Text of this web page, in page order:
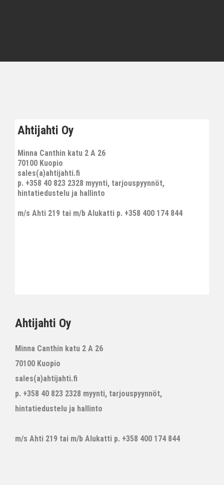
Ahtijahti Oy
Minna Canthin katu 2 A 26
70100 Kuopio
sales(a)ahtijahti.fi
p. +358 40 823 2328 myynti, tarjouspyynnöt,
hintatiedustelu ja hallinto
m/s Ahti 219 tai m/b Alukatti p. +358 400 174 844
Ahtijahti Oy
Minna Canthin katu 2 A 26
70100 Kuopio
sales(a)ahtijahti.fi
p. +358 40 823 2328 myynti, tarjouspyynnöt,
hintatiedustelu ja hallinto
m/s Ahti 219 tai m/b Alukatti p. +358 400 174 844